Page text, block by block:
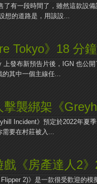
了有一段時間了，雖然這款設
想的道路是，用該設...
Tokyo》18 分
發布新預告片後，IGN 也公
的其中一個主線任...
擊襲綁架《
Incident》預定於2022年夏
需要在村莊被入...
戲《房產達人2
Flipper 2)》是一款很受歡迎的